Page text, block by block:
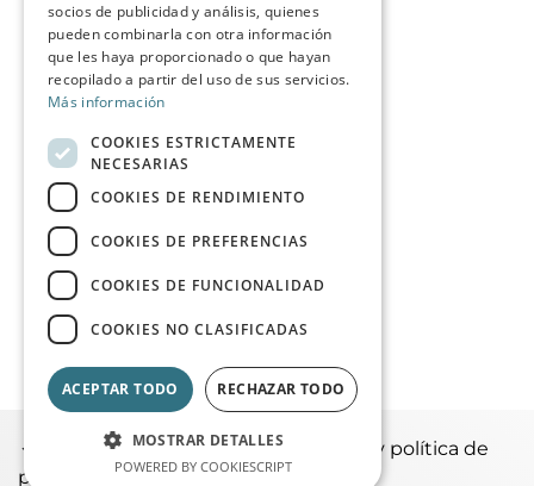
Política de Cookies|
Aviso legal y política de
privacidad
socios de publicidad y análisis, quienes
pueden combinarla con otra información
que les haya proporcionado o que hayan
recopilado a partir del uso de sus servicios.
Más información
COOKIES ESTRICTAMENTE
NECESARIAS
COOKIES DE RENDIMIENTO
COOKIES DE PREFERENCIAS
COOKIES DE FUNCIONALIDAD
COOKIES NO CLASIFICADAS
ACEPTAR TODO RECHAZAR TODO
MOSTRAR DETALLES
POWERED BY COOKIESCRIPT